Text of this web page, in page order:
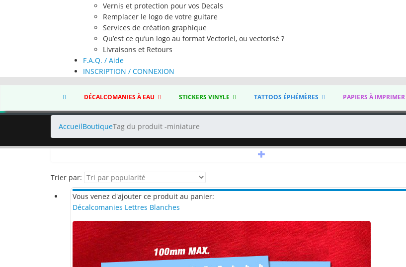
Vernis et protection pour vos Decals
Remplacer le logo de votre guitare
Services de création graphique
Qu’est ce qu’un logo au format Vectoriel, ou vectorisé ?
Livraisons et Retours
F.A.Q. / Aide
INSCRIPTION / CONNEXION
DÉCALCOMANIES À EAU STICKERS VINYLE TATTOOS ÉPHÉMÈRES PAPIERS À IMPRIMER
AccueilBoutiqueTag du produit -miniature
+
Trier par:
Vous venez d'ajouter ce produit au panier:
Décalcomanies Lettres Blanches